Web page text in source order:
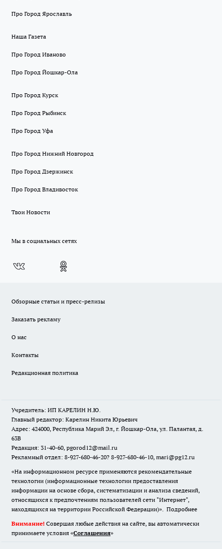
Про Город Ярославль
Наша Газета
Про Город Иваново
Про Город Йошкар-Ола
Про Город Курск
Про Город Рыбинск
Про Город Уфа
Про Город Нижний Новгород
Про Город Дзержинск
Про Город Владивосток
Твои Новости
Мы в социальных сетях
Обзорные статьи и пресс-релизы
Заказать рекламу
О нас
Контакты
Редакционная политика
Учредитель: ИП КАРЕЛИН Н.Ю.
Главный редактор: Карелин Никита Юрьевич
Адрес: 424000, Республика Марий Эл, г. Йошкар-Ола, ул. Палантая, д.
63В
Редакция: 31-40-60, pgorod12@mail.ru
Рекламный отдел: 8-927-680-46-20? 8-927-680-46-10, mari@pg12.ru
«На информационном ресурсе применяются рекомендательные
технологии (информационные технологии предоставления
информации на основе сбора, систематизации и анализа сведений,
относящихся к предпочтениям пользователей сети "Интернет",
находящихся на территории Российской Федерации)». Подробнее
Внимание! Совершая любые действия на сайте, вы автоматически
принимаете условия «Cоглашения»